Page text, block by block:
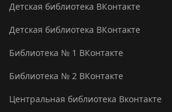
Детская библиотека ВКонтакте
Детская библиотека ВКонтакте
Библиотека № 1 ВКонтакте
Библиотека № 2 ВКонтакте
Центральная библиотека Вконтакте